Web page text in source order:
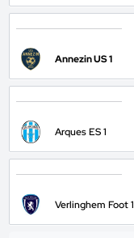
Annezin US 1
Arques ES 1
Verlinghem Foot 1